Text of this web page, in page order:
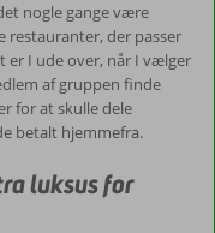
nogle gange være
restauranter, der passer
er I ude over, når I vælger
af gruppen finde
for at skulle dele
betalt hjemmefra.
luksus for